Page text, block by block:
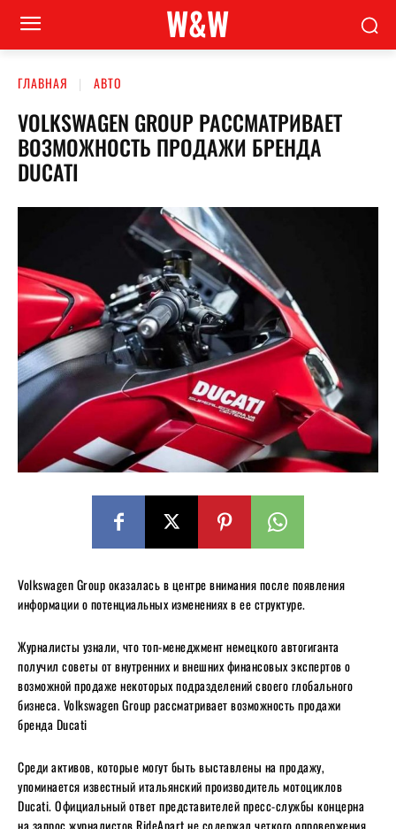
W&W
ГЛАВНАЯ АВТО
VOLKSWAGEN GROUP РАССМАТРИВАЕТ
ВОЗМОЖНОСТЬ ПРОДАЖИ БРЕНДА
DUCATI
Volkswagen Group оказалась в центре внимания после появления
информации о потенциальных изменениях в ее структуре.
Журналисты узнали, что топ-менеджмент немецкого автогиганта
получил советы от внутренних и внешних финансовых экспертов о
возможной продаже некоторых подразделений своего глобального
бизнеса. Volkswagen Group рассматривает возможность продажи
бренда Ducati
Среди активов, которые могут быть выставлены на продажу,
упоминается известный итальянский производитель мотоциклов
Ducati. Официальный ответ представителей пресс-службы концерна
на запрос журналистов RideApart не содержал четкого опровержения